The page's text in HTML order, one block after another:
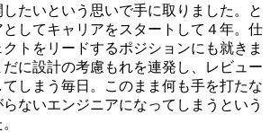
たいという思いで手に取りました。と
してキャリアをスタートして４年。仕
トをリードするポジションにも就きま
に設計の考慮もれを連発し、レビュー
しまう毎日。このまま何も手を打たな
ないエンジニアになってしまうという